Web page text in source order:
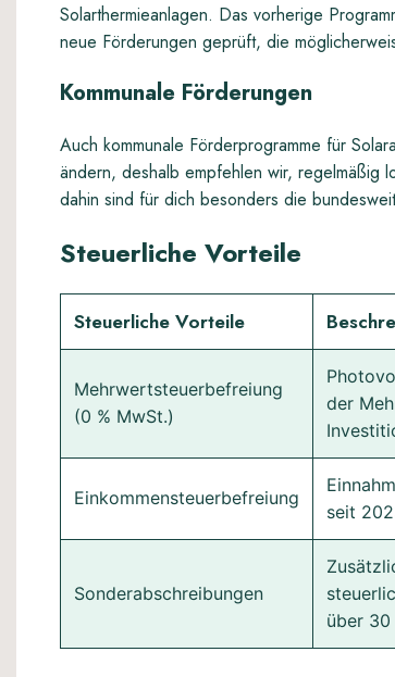
Solarthermieanlagen. Das vorherige
neue Förderungen geprüft, die
Kommunale Förderungen
Auch kommunale Förderprogramme für
ändern, deshalb empfehlen wir, regelmäßig
dahin sind für dich besonders die
Steuerliche Vorteile
Steuerliche Vorteile
Mehrwertsteuerbefreiung
(0 % MwSt.)
der
Einkommensteuerbefreiung
seit
Sonderabschreibungen
über 30